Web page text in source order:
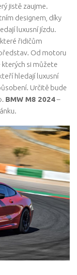
jistě zaujme.
designem, díky
luxusní jízdu.
řidičům
Od motoru
kterých si můžete
hledají luxusní
Určitě bude
BMW M8 2024–